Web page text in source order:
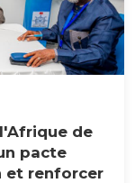
de
pacte
et renforcer